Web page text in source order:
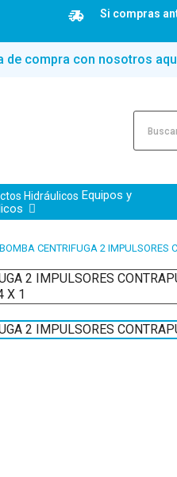
Si compras
de compra con nosotros
Equipos y
BOMBA CENTRIFUGA 2 IMPULSORES